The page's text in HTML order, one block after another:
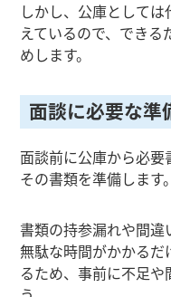
しかし、公庫として
えているので、でき
めします。
面談に必要な準
面談前に公庫から必要
その書類を準備します。
書類の持参漏れや間違
無駄な時間がかかる
るため、事前に不足